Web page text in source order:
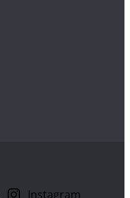
Instagram